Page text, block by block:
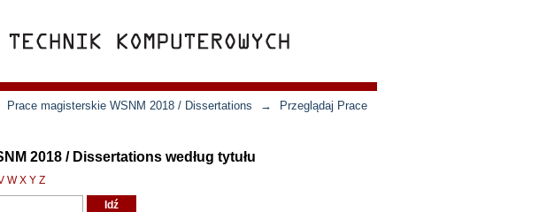
Prace magisterskie WSNM 2018 / Dissertations →
Przeglądaj Prace
2018 / Dissertations według tytułu
W X Y Z